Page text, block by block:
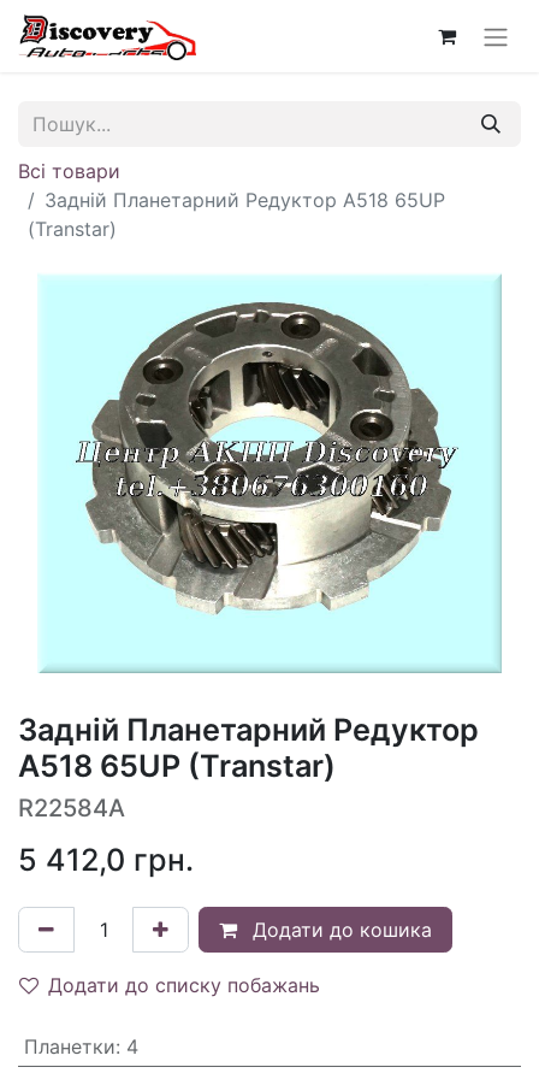
Всі товари
Задній Планетарний Редуктор A518 65UP
(Transtar)
Задній Планетарний Редуктор
A518 65UP (Transtar)
R22584A
5 412,0 грн.
Додати до кошика
Додати до списку побажань
Планетки: 4